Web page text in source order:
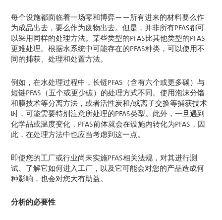
每个设施都面临着一场零和博弈——所有进来的材料要么作
为成品出去，要么作为废物出去。但是，并非所有PFAS都可
以采用同样的处理方法。某些类型的PFAS比其他类型的PFAS
更难处理。根据水系统中可能存在的PFAS种类，可以使用不
同的捕获、处理和处置方法。
例如，在水处理过程中，长链PFAS（含有六个或更多碳）与
短链PFAS（五个或更少碳）的处理方式不同。使用泡沫分馏
和膜技术等分离方法，或者活性炭和/或离子交换等捕获技术
时，可能需要特别注意所处理的PFAS类型。此外，一旦遇到
化学品或温度变化，PFAS前体就会在设施内转化为PFAS，因
此，在处理方法中也应当考虑到这一点。
即使您的工厂或行业尚未实施PFAS相关法规，对其进行测
试、了解它如何进入工厂，以及它可能会对您的产品造成何
种影响，也会对您大有助益。
分析的必要性